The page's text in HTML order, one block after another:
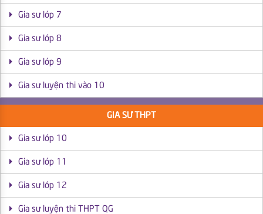
Gia sư lớp 7
Gia sư lớp 8
Gia sư lớp 9
Gia sư luyện thi vào 10
GIA SƯ THPT
Gia sư lớp 10
Gia sư lớp 11
Gia sư lớp 12
Gia sư luyện thi THPT QG